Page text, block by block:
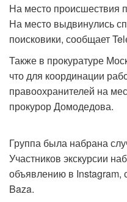
На место происшествия
На место выдвинулись
поисковики, сообщает
Также в прокуратуре
что для координации
правоохранителей на
прокурор Домодедова.
Группа была набрана
Участников экскурсии
объявлению в Instagram,
Baza.